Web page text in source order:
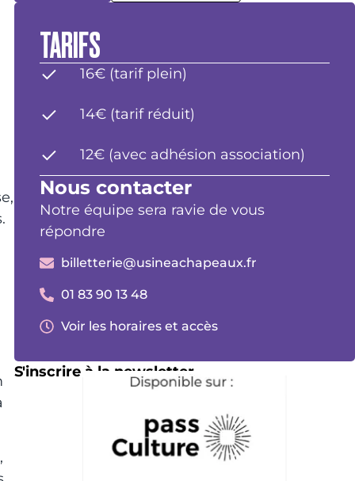
TARIFS
16€ (tarif plein)
14€ (tarif réduit)
12€ (avec adhésion association)
Nous contacter
Notre équipe sera ravie de vous
répondre
billetterie@usineachapeaux.fr
01 83 90 13 48
Voir les horaires et accès
S'inscrire à la newsletter